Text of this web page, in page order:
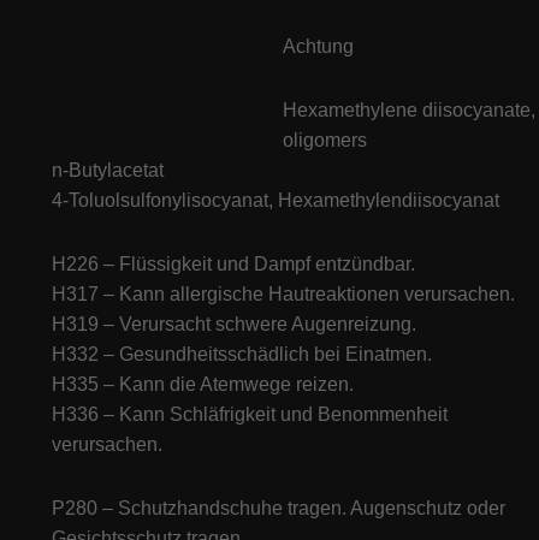
Achtung
Hexamethylene diisocyanate,
oligomers
n-Butylacetat
4-Toluolsulfonylisocyanat, Hexamethylendiisocyanat
H226 – Flüssigkeit und Dampf entzündbar.
H317 – Kann allergische Hautreaktionen verursachen.
H319 – Verursacht schwere Augenreizung.
H332 – Gesundheitsschädlich bei Einatmen.
H335 – Kann die Atemwege reizen.
H336 – Kann Schläfrigkeit und Benommenheit
verursachen.
P280 – Schutzhandschuhe tragen. Augenschutz oder